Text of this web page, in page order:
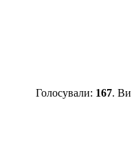
Голосували: 167. Ви